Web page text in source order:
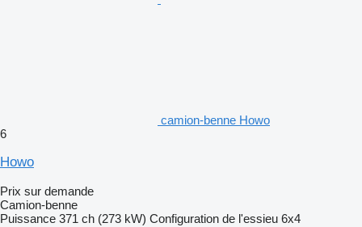
camion-benne Howo
6
Howo
Prix sur demande
Camion-benne
Puissance 371 ch (273 kW) Configuration de l'essieu 6x4